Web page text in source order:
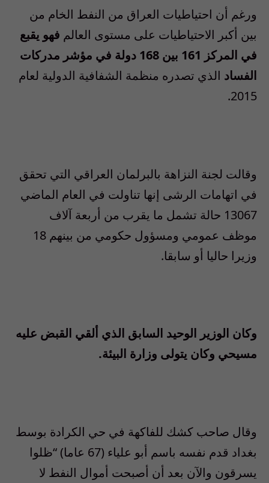
ورغم أن احتياطيات العراق من النفط الخام من
بين أكبر الاحتياطيات على مستوى العالم فهو يقبع
في المركز 161 بين 168 دولة في مؤشر مدركات
الفساد الذي تصدره منظمة الشفافية الدولية لعام
2015.
وقالت لجنة النزاهة بالبرلمان العراقي التي تحقق
في اتهامات الرشى إنها تناولت في العام الماضي
13067 حالة تشمل ما يقرب من أربعة آلاف
موظف عمومي ومسؤول حكومي من بينهم 18
وزيرا حاليا أو سابقا.
وكان الوزير الوحيد السابق الذي ألقي القبض عليه
مسيحي وكان يتولى وزارة البيئة.
وقال صاحب كشك للفاكهة في حي الكرادة بوسط
بغداد قدم نفسه باسم أبو علياء (67 عاما) “ظلوا
يسرقون والآن بعد أن أصبحت أموال النفط لا